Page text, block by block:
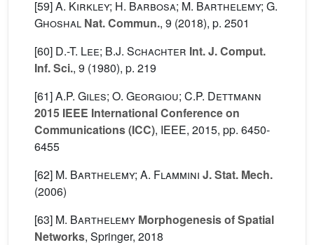
[59]A. Kirkley; H. Barbosa; M. Barthelemy; G.
Ghoshal Nat. Commun., 9 (2018), p. 2501
[60] D.-T. Lee; B.J. Schachter Int. J. Comput.
Inf. Sci., 9 (1980), p. 219
[61]A.P. Giles; O. Georgiou; C.P. Dettmann
2015 IEEE International Conference on
Communications (ICC), IEEE, 2015, pp. 6450-
6455
[62] M. Barthelemy; A. Flammini J. Stat. Mech.
(2006)
[63] M. Barthelemy Morphogenesis of Spatial
Networks, Springer, 2018